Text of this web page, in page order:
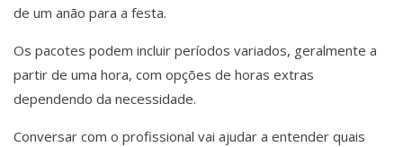
de um anão para a festa.
Os pacotes podem incluir períodos variados, geralmente a
partir de uma hora, com opções de horas extras
dependendo da necessidade.
Conversar com o profissional vai ajudar a entender quais